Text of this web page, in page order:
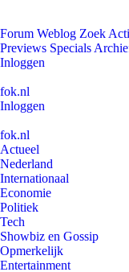
Forum Weblog Zoek
Previews Specials
Inloggen
fok.nl
Inloggen
fok.nl
Actueel
Nederland
Internationaal
Economie
Politiek
Tech
Showbiz en Gossip
Opmerkelijk
Entertainment